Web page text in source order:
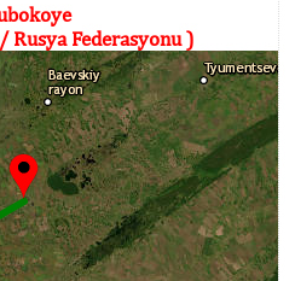
Federasyonu )